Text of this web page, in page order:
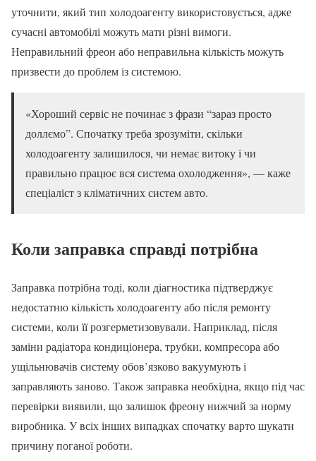
уточнити, який тип холодоагенту використовується, адже
сучасні автомобілі можуть мати різні вимоги.
Неправильний фреон або неправильна кількість можуть
призвести до проблем із системою.
«Хороший сервіс не починає з фрази “зараз просто
доллємо”. Спочатку треба зрозуміти, скільки
холодоагенту залишилося, чи немає витоку і чи
правильно працює вся система охолодження», — каже
спеціаліст з кліматичних систем авто.
Коли заправка справді потрібна
Заправка потрібна тоді, коли діагностика підтверджує
недостатню кількість холодоагенту або після ремонту
системи, коли її розгерметизовували. Наприклад, після
заміни радіатора кондиціонера, трубки, компресора або
ущільнювачів систему обов’язково вакуумують і
заправляють заново. Також заправка необхідна, якщо під час
перевірки виявили, що залишок фреону нижчий за норму
виробника. У всіх інших випадках спочатку варто шукати
причину поганої роботи.